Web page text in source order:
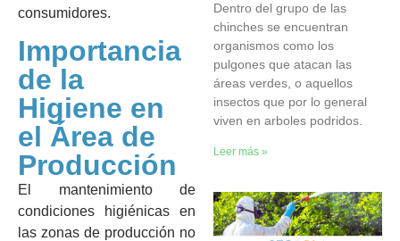
consumidores.
Importancia
de la
Higiene en
el Área de
Producción
El mantenimiento de
condiciones higiénicas en
las zonas de producción no
Dentro del grupo de las
chinches se encuentran
organismos como los
pulgones que atacan las
áreas verdes, o aquellos
insectos que por lo general
viven en arboles podridos.
Leer más »